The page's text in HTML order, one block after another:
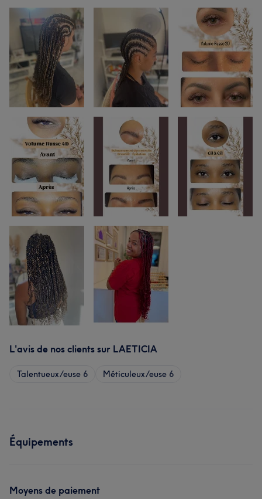
L'avis de nos clients sur LAETICIA
Talentueux/euse 6 Méticuleux/euse 6
Équipements
Moyens de paiement